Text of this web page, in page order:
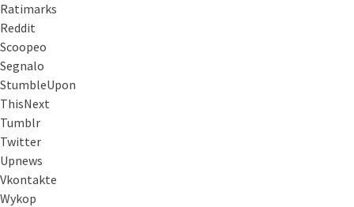
Ratimarks
Reddit
Scoopeo
Segnalo
StumbleUpon
ThisNext
Tumblr
Twitter
Upnews
Vkontakte
Wykop